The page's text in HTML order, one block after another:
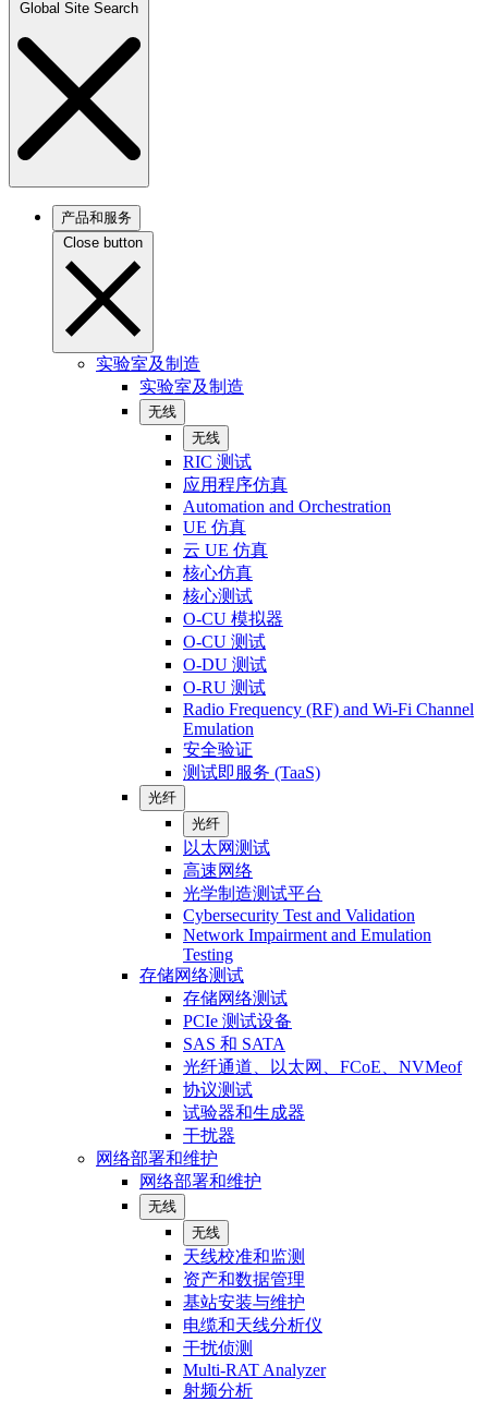
Global Site Search
产品和服务
Close button
实验室及制造
实验室及制造
无线
无线
RIC 测试
应用程序仿真
Automation and Orchestration
UE 仿真
云 UE 仿真
核心仿真
核心测试
O-CU 模拟器
O-CU 测试
O-DU 测试
O-RU 测试
Radio Frequency (RF) and Wi-Fi Channel
Emulation
安全验证
测试即服务 (TaaS)
光纤
光纤
以太网测试
高速网络
光学制造测试平台
Cybersecurity Test and Validation
Network Impairment and Emulation
Testing
存储网络测试
存储网络测试
PCIe 测试设备
SAS 和 SATA
光纤通道、以太网、FCoE、NVMeof
协议测试
试验器和生成器
干扰器
网络部署和维护
网络部署和维护
无线
无线
天线校准和监测
资产和数据管理
基站安装与维护
电缆和天线分析仪
干扰侦测
Multi-RAT Analyzer
射频分析